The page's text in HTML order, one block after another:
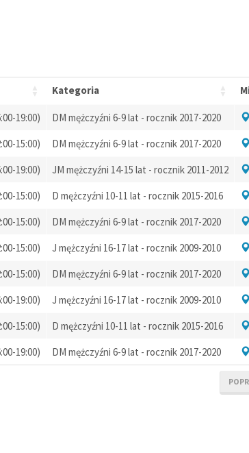
Kategoria
19:00) DM mężczyźni 6-9 lat - rocznik 2017-2020
15:00) DM mężczyźni 6-9 lat - rocznik 2017-2020
19:00) JM mężczyźni 14-15 lat - rocznik 2011-2012
15:00) D mężczyźni 10-11 lat - rocznik 2015-2016
15:00) DM mężczyźni 6-9 lat - rocznik 2017-2020
15:00) J mężczyźni 16-17 lat - rocznik 2009-2010
15:00) DM mężczyźni 6-9 lat - rocznik 2017-2020
19:00) J mężczyźni 16-17 lat - rocznik 2009-2010
15:00) D mężczyźni 10-11 lat - rocznik 2015-2016
19:00) DM mężczyźni 6-9 lat - rocznik 2017-2020